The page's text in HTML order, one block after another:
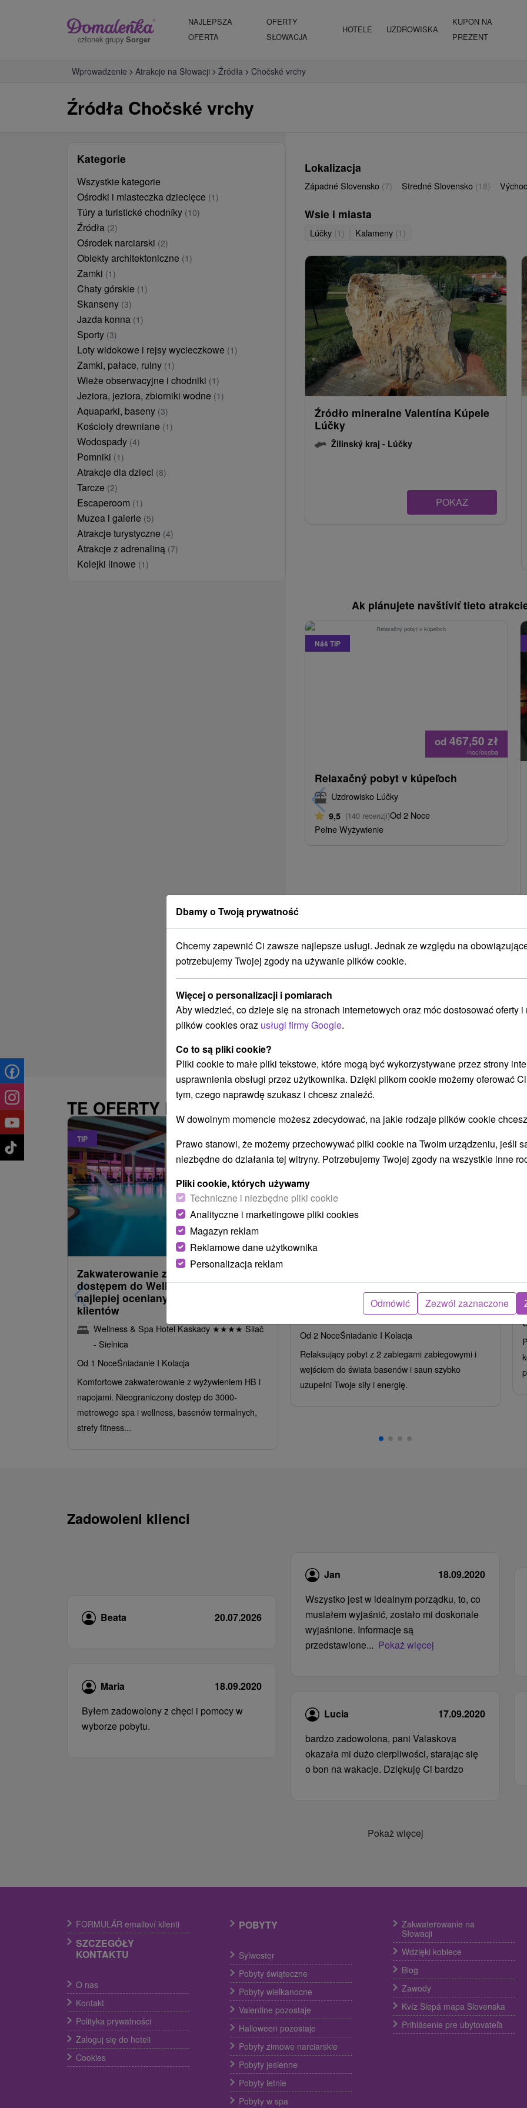
członek grupy Sorger
NAJLEPSZA
OFERTA
OFERTY
SŁOWACJA
HOTELE UZDROWISKA
KUPON NA
PREZENT
Wprowadzenie Atrakcje na Słowacji Źródła Chočské vrchy
Źródła Chočské vrchy
Kategorie
Wszystkie kategorie
Ośrodki i miasteczka dziecięce (1)
Túry a turistické chodníky (10)
Źródła (2)
Ośrodek narciarski (2)
Obiekty architektoniczne (1)
Zamki (1)
Chaty górskie (1)
Skanseny (3)
Jazda konna (1)
Sporty (3)
Loty widokowe i rejsy wycieczkowe (1)
Zamki, pałace, ruiny (1)
Wieże obserwacyjne i chodniki (1)
Jeziora, jeziora, zbiorniki wodne (1)
Aquaparki, baseny (3)
Kościoły drewniane (1)
Wodospady (4)
Pomniki (1)
Atrakcje dla dzieci (8)
Tarcze (2)
Escaperoom (1)
Muzea i galerie (5)
Atrakcje turystyczne (4)
Atrakcje z adrenaliną (7)
Kolejki linowe (1)
Lokalizacja
Západné Slovensko (7) Stredné Slovensko (18)
Wsie i miasta
Lúčky (1) Kalameny (1)
Źródło mineralne Valentína Kúpele
Lúčky
Žilinský kraj - Lúčky
POKAZ
Ak plánujete navštíviť tieto
Náš TIP
od 467,50 zł
/noc/osoba
Relaxačný pobyt v kúpeľoch
Uzdrowisko Lúčky
9,5 (140 recenzji)Od 2 Noce
Pełne Wyżywienie
➝ Pokračovať v
TE OFERTY MOGĄ PAŃSTWO BYĆ TAKŻE
TIP
od485,22zł
/noc/osoba
Zakwaterowanie z obiadokolacją i
dostępem do Wellness i Spa: Jeden z
najlepiej ocenianych hoteli przez
klientów
Wellness & Spa Hotel Kaskady★★★★Sliač
- Sielnica
Od 1 NoceŚniadanie I Kolacja
Komfortowe zakwaterowanie z wyżywieniem HB i
napojami. Nieograniczony dostęp do 3000-
metrowego spa i wellness, basenów termalnych,
strefy fitness...
Szybka i skuteczna ucieczka od
★★★Trenczańskie Teplice
Od 2 NoceŚniadanie I Kolacja
Relaksujący pobyt z 2 zabiegami zabiegowymi i
wejściem do świata basenów i saun szybko
uzupełni Twoje siły i energię.
Zadowoleni klienci
Beata 20.07.2026
Maria
18.09.2020
Byłem zadowolony z chęci i pomocy w
wyborze pobytu.
Jan
18.09.2020
Wszystko jest w idealnym porządku, to, co
musiałem wyjaśnić, zostało mi doskonale
wyjaśnione. Informacje są
przedstawione... Pokaż więcej
Lucia
17.09.2020
bardzo zadowolona, ​​pani Valaskova
okazała mi dużo cierpliwości, starając się
o bon na wakacje. Dziękuję Ci bardzo
Pokaż więcej
FORMULÁR emailoví klienti
SZCZEGÓŁY
KONTAKTU
O nas
Kontakt
Polityka prywatności
Zaloguj się do hoteli
Cookies
POBYTY
Sylwester
Pobyty świąteczne
Pobyty wielkanocne
Valentine pozostaje
Halloween pozostaje
Pobyty zimowe narciarskie
Pobyty jesienne
Pobyty letnie
Pobyty w spa
Zakwaterowanie na
Słowacji
Wdzięki kobiece
Blog
Zawody
Kvíz Slepá mapa Slovenska
Prihlásenie pre ubytovateľa
Dbamy o Twoją prywatność
Chcemy zapewnić Ci zawsze najlepsze usługi. Jednak ze względu na
potrzebujemy Twojej zgody na używanie plików cookie.
Więcej o personalizacji i pomiarach
Aby wiedzieć, co dzieje się na stronach internetowych oraz móc dostosować oferty i
plików cookies oraz usługi firmy Google.
Co to są pliki cookie?
Pliki cookie to małe pliki tekstowe, które mogą być wykorzystywane przez strony
usprawnienia obsługi przez użytkownika. Dzięki plikom cookie możemy oferować
tym, czego naprawdę szukasz i chcesz znaleźć.
W dowolnym momencie możesz zdecydować, na jakie rodzaje plików cookie
Prawo stanowi, że możemy przechowywać pliki cookie na Twoim urządzeniu, jeśli
niezbędne do działania tej witryny. Potrzebujemy Twojej zgody na wszystkie inne
Pliki cookie, których używamy
Techniczne i niezbędne pliki cookie
Analityczne i marketingowe pliki cookies
Magazyn reklam
Reklamowe dane użytkownika
Personalizacja reklam
Odmówić Zezwól zaznaczone